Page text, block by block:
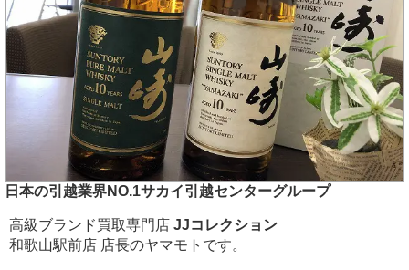
日本の引越業界NO.1サカイ引越センターグループ
高級ブランド買取専門店 JJコレクション
和歌山駅前店 店長のヤマモトです。